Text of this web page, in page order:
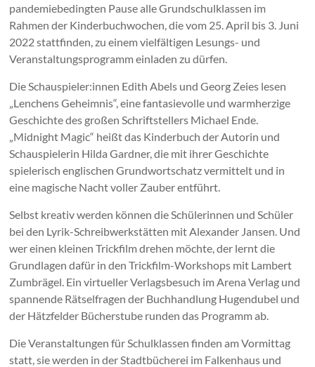
pandemiebedingten Pause alle Grundschulklassen im
Rahmen der Kinderbuchwochen, die vom 25. April bis 3. Juni
2022 stattfinden, zu einem vielfältigen Lesungs- und
Veranstaltungsprogramm einladen zu dürfen.
Die Schauspieler:innen Edith Abels und Georg Zeies lesen
„Lenchens Geheimnis“, eine fantasievolle und warmherzige
Geschichte des großen Schriftstellers Michael Ende.
„Midnight Magic“ heißt das Kinderbuch der Autorin und
Schauspielerin Hilda Gardner, die mit ihrer Geschichte
spielerisch englischen Grundwortschatz vermittelt und in
eine magische Nacht voller Zauber entführt.
Selbst kreativ werden können die Schülerinnen und Schüler
bei den Lyrik-Schreibwerkstätten mit Alexander Jansen. Und
wer einen kleinen Trickfilm drehen möchte, der lernt die
Grundlagen dafür in den Trickfilm-Workshops mit Lambert
Zumbrägel. Ein virtueller Verlagsbesuch im Arena Verlag und
spannende Rätselfragen der Buchhandlung Hugendubel und
der Hätzfelder Bücherstube runden das Programm ab.
Die Veranstaltungen für Schulklassen finden am Vormittag
statt, sie werden in der Stadtbücherei im Falkenhaus und